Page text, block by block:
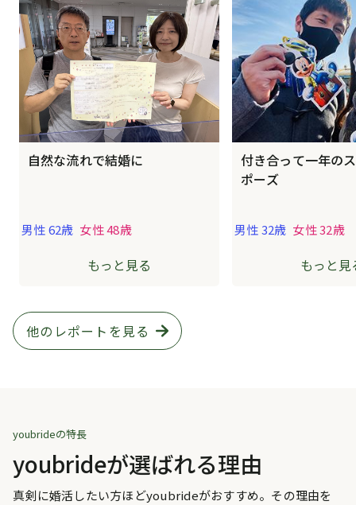
自然な流れで結婚に
男性 62歳 女性 48歳
もっと見る
付き合って一年の
ポーズ
男性 32歳 女性 32歳
もっと見
他のレポートを見る
youbrideの特長
youbrideが選ばれる理由
真剣に婚活したい方ほどyoubrideがおすすめ。その理由を